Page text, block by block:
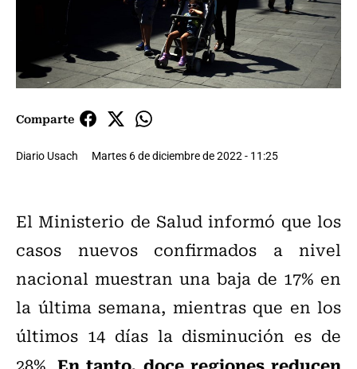
Comparte
Diario Usach Martes 6 de diciembre de 2022 - 11:25
El Ministerio de Salud informó que los
casos nuevos confirmados a nivel
nacional muestran una baja de 17% en
la última semana, mientras que en los
últimos 14 días la disminución es de